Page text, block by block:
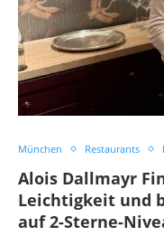
München Restaurants
Alois Dallmayr
Leichtigkeit und
auf 2-Sterne-